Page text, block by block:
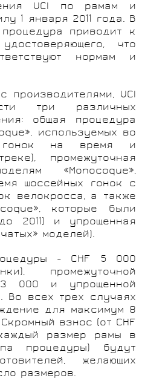
UCI по рамам и
1 января 2011 года. В
приводит к
что
нормам и
производителями, UCI
три различных
общая процедура
используемых во
гонок на время и
промежуточная
«Monocoque»,
шоссейных гонок с
велокросса, а также
которые были
2011) и упрощенная
моделей).
- CHF 5 000
промежуточной
000 и упрощенной
Во всех трех случаях
для максимум 8
взнос (от CHF
размер рамы в
процедуры) будут
желающих
размеров.